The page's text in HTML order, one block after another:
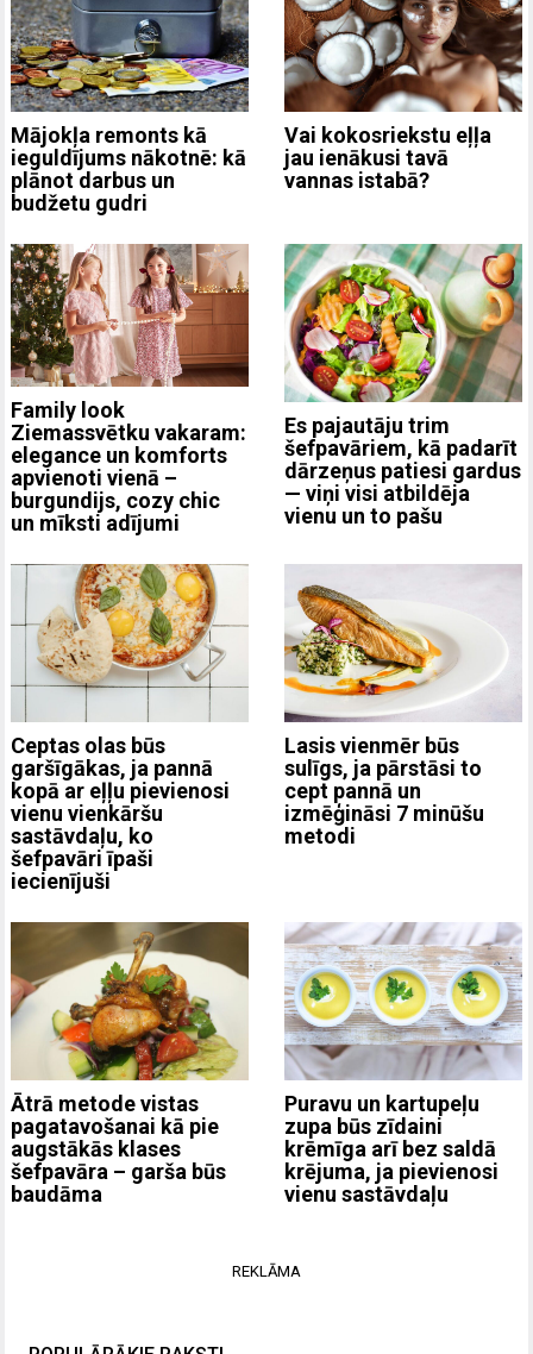
Mājokļa remonts kā
ieguldījums nākotnē: kā
plānot darbus un
budžetu gudri
Vai kokosriekstu eļļa
jau ienākusi tavā
vannas istabā?
Family look
Ziemassvētku vakaram:
elegance un komforts
apvienoti vienā –
burgundijs, cozy chic
un mīksti adījumi
Es pajautāju trim
šefpavāriem, kā padarīt
dārzeņus patiesi gardus
— viņi visi atbildēja
vienu un to pašu
Ceptas olas būs
garšīgākas, ja pannā
kopā ar eļļu pievienosi
vienu vienkāršu
sastāvdaļu, ko
šefpavāri īpaši
iecienījuši
Lasis vienmēr būs
sulīgs, ja pārstāsi to
cept pannā un
izmēģināsi 7 minūšu
metodi
Ātrā metode vistas
pagatavošanai kā pie
augstākās klases
šefpavāra – garša būs
baudāma
Puravu un kartupeļu
zupa būs zīdaini
krēmīga arī bez saldā
krējuma, ja pievienosi
vienu sastāvdaļu
REKLĀMA